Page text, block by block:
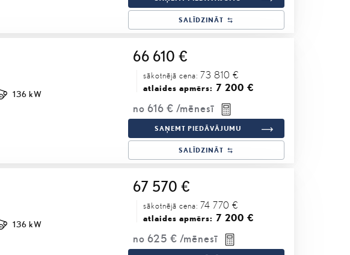
SALĪDZINĀT
66 610 €
sākotnējā cena: 73 810 €
atlaides apmērs: 7 200 €
no 616 € /mēnesī
136 kW
SAŅEMT PIEDĀVĀJUMU
SALĪDZINĀT
67 570 €
sākotnējā cena: 74 770 €
atlaides apmērs: 7 200 €
no 625 € /mēnesī
136 kW